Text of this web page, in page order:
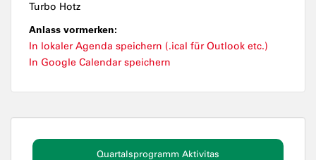
Turbo Hotz
Anlass vormerken:
In lokaler Agenda speichern (.ical für Outlook etc.)
In Google Calendar speichern
Quartalsprogramm Aktivitas